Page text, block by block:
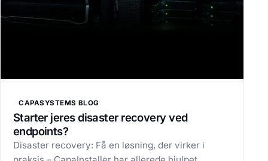
CAPASYSTEMS BLOG
Starter jeres disaster recovery ved
endpoints?
Disaster recovery: Få en løsning, der virker i